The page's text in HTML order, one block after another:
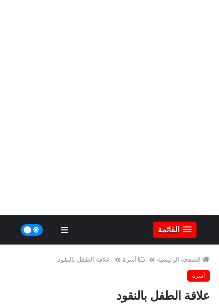
القائمة
الصفحة الرئيسية أسرة علاقة الطفل بالنقود
أسرة
علاقة الطفل بالنقود